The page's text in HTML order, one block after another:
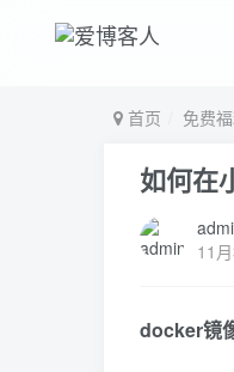
首页 免费
如何在
11
docker镜